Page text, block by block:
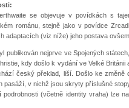
se objevuje v povídkách s
románu, stejně jako v povídce
adaptacích (viz níže) jeho postava
publikován nejprve ve Spojených
kdy došlo k vydání ve Velké
český překlad, liší. Došlo ke změně
pasáží, v nichž jsou skryty příslušné
podrobnosti (včetně identity vraha) lze